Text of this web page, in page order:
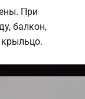
При
балкон,
крыльцо.